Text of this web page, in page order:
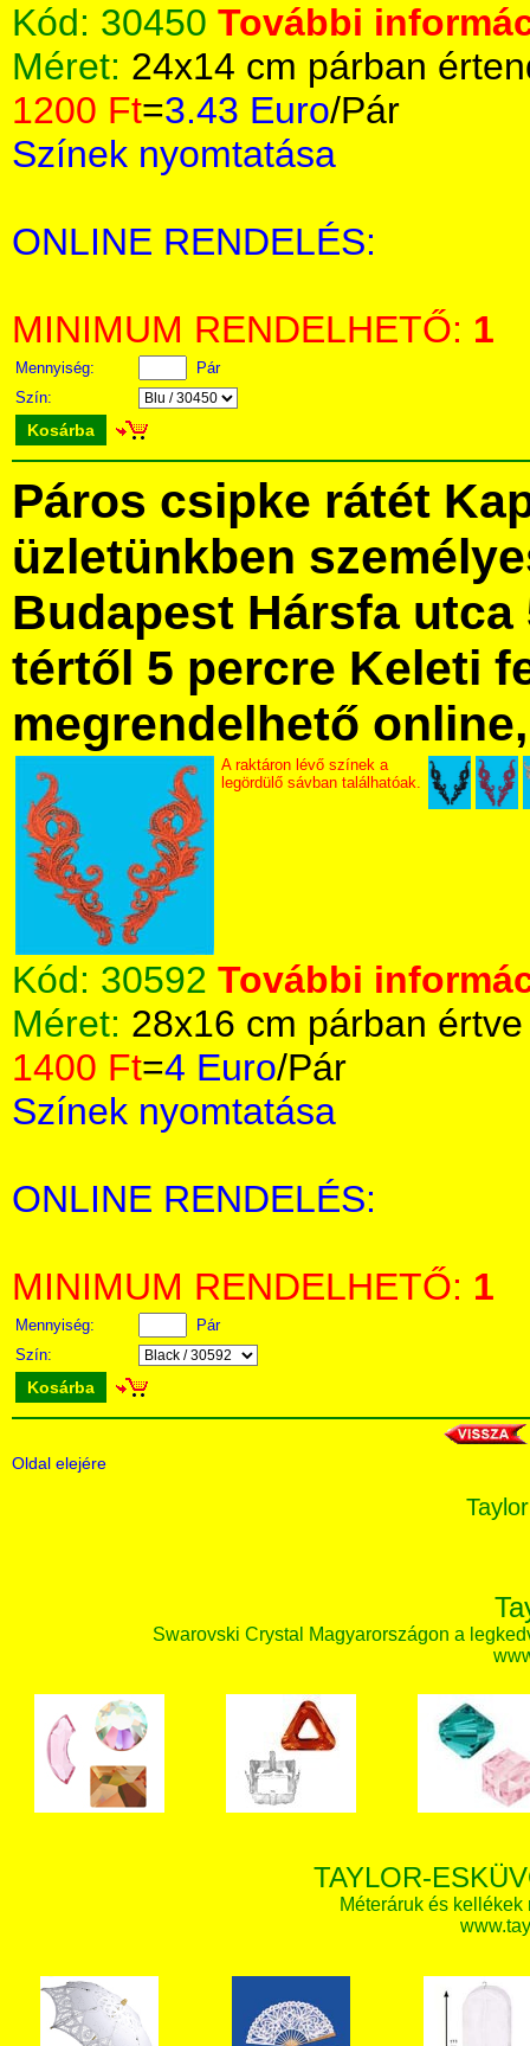
Kód: 30450 További
Méret: 24x14 cm párban
1200 Ft=3.43 Euro/Pár
Színek nyomtatása
ONLINE RENDELÉS:
MINIMUM RENDELHETŐ: 1
Mennyiség:
Pár
Szín:
Kosárba
Páros csipke rátét
üzletünkben
Budapest Hársfa utca
tértől 5 percre Keleti
megrendelhető
A raktáron lévő színek a
legördülő sávban találhatóak.
Kód: 30592 További
Méret: 28x16 cm párban értve
1400 Ft=4 Euro/Pár
Színek nyomtatása
ONLINE RENDELÉS:
MINIMUM RENDELHETŐ: 1
Mennyiség:
Pár
Szín:
Kosárba
Oldal elejére
Swarovski Crystal Magyarországon a
TAYLOR-
Méteráruk és